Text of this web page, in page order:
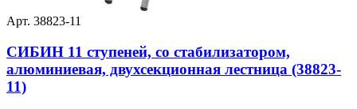
Арт. 38823-11
СИБИН 11 ступеней, со стабилизатором,
алюминиевая, двухсекционная лестница (38823-
11)